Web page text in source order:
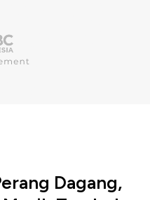
Dagang,